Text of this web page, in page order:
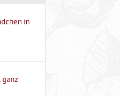
in
ganz